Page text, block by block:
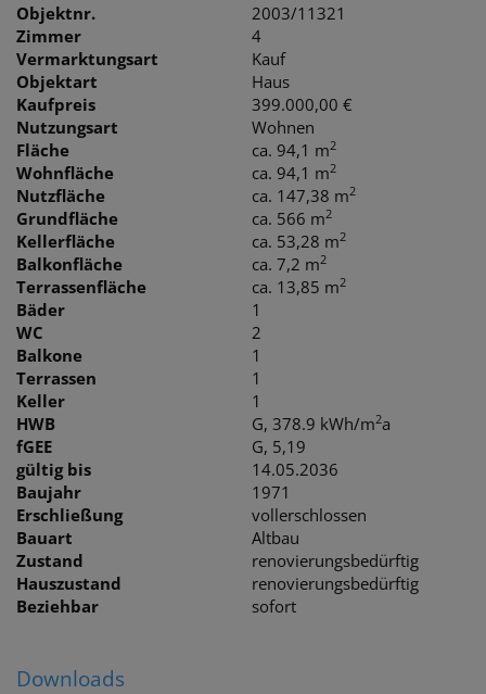
Objektnr.
2003/11321
Zimmer
4
Vermarktungsart
Kauf
Objektart
Haus
Kaufpreis
399.000,00 €
Nutzungsart
Wohnen
Fläche
ca. 94,1 m2
Wohnfläche ca. 94,1 m2
Nutzfläche ca. 147,38 m2
Grundfläche ca. 566 m2
Kellerfläche ca. 53,28 m2
Balkonfläche ca. 7,2 m2
Terrassenfläche ca. 13,85 m2
Bäder
1
WC
2
Balkone
1
Terrassen
1
Keller
1
HWB
G, 378.9 kWh/m2a
fGEE
G, 5,19
gültig bis
14.05.2036
Baujahr
1971
Erschließung
vollerschlossen
Bauart
Altbau
Zustand
renovierungsbedürftig
Hauszustand
renovierungsbedürftig
Beziehbar
sofort
Downloads